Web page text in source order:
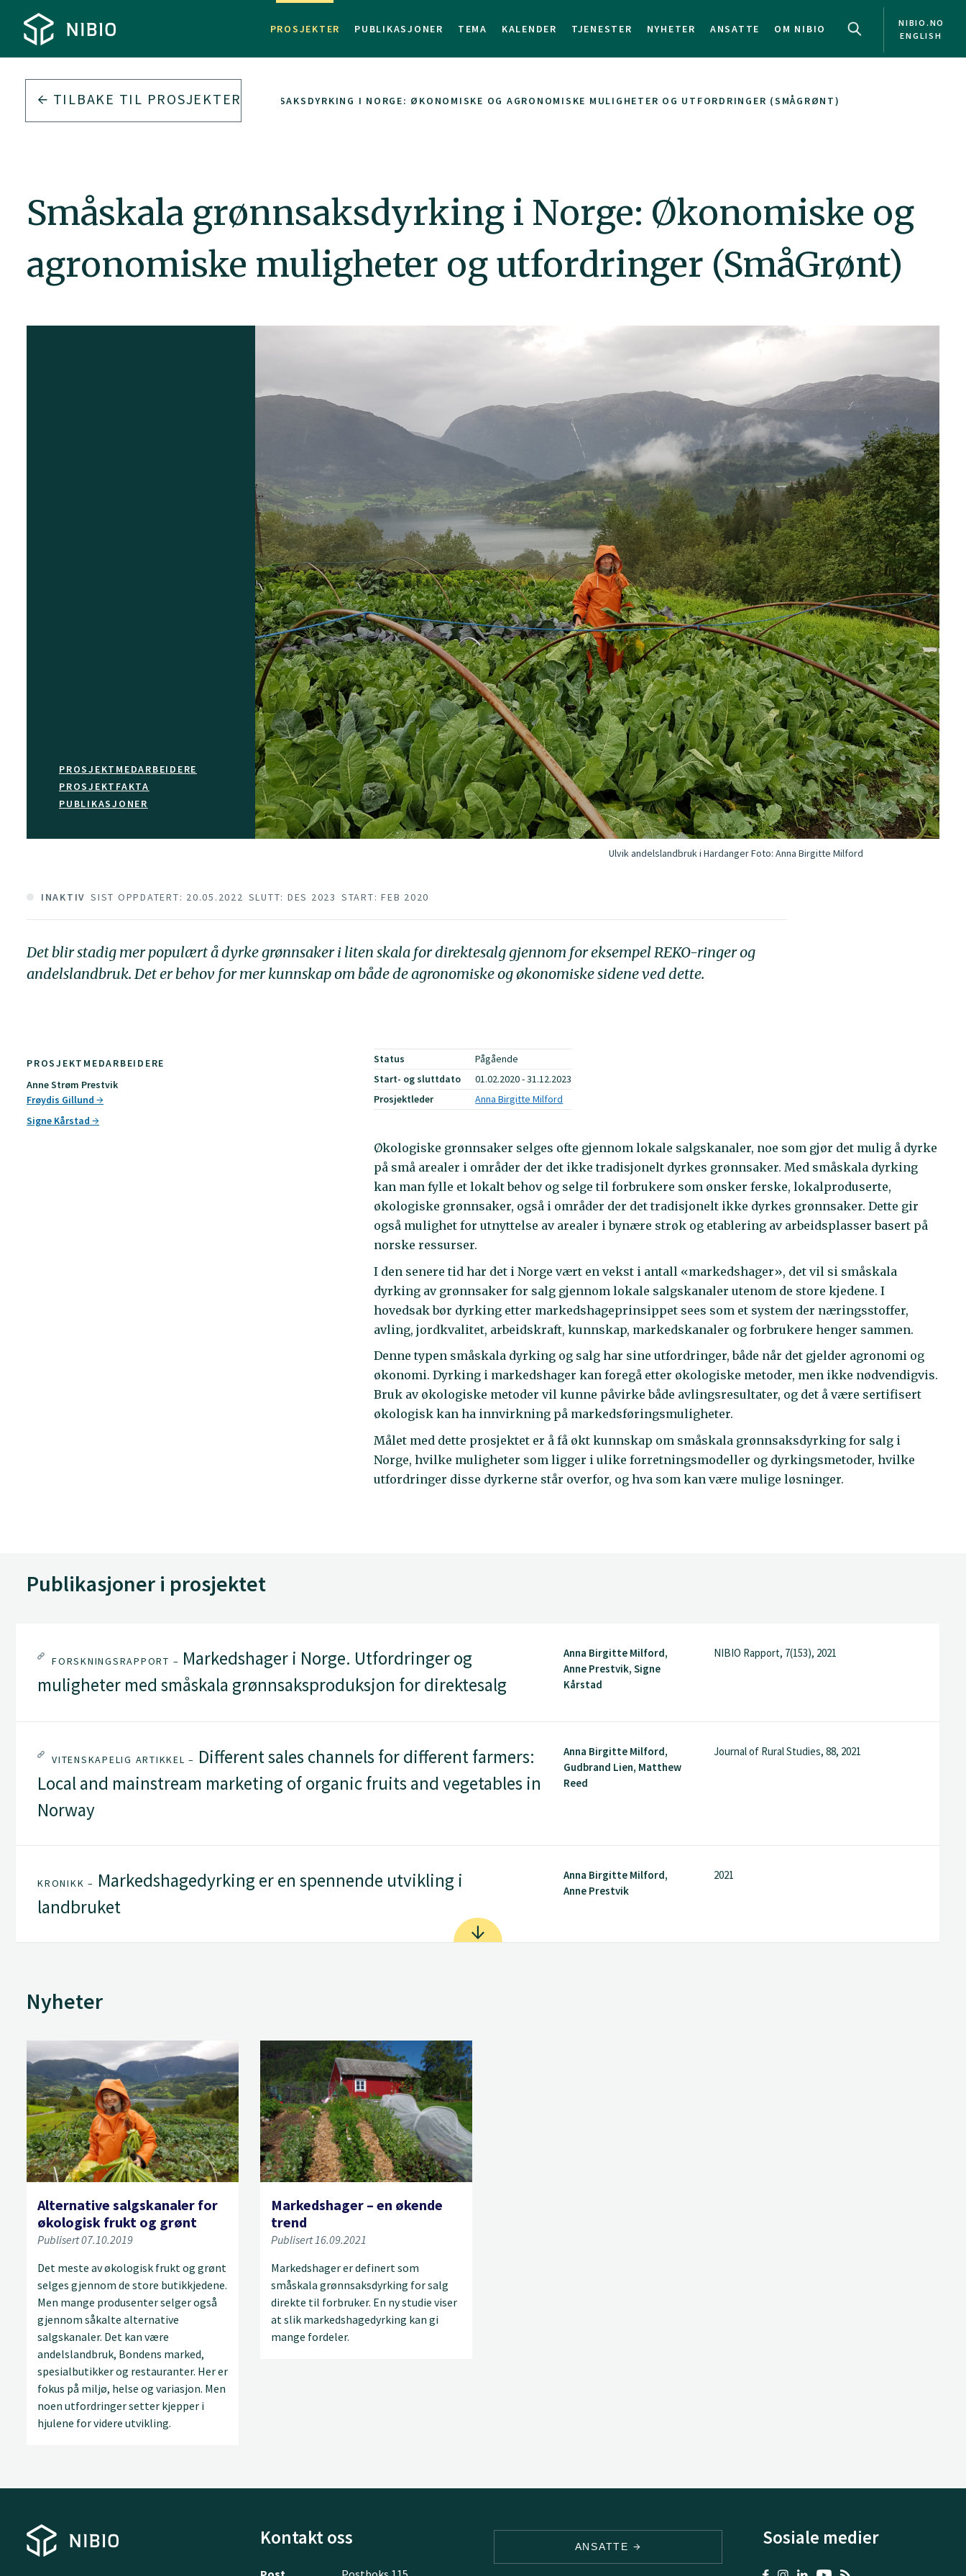
PROSJEKTER PUBLIKASJONER TEMA KALENDER TJENESTER NYHETER ANSATTE OM NIBIO
NIBIO.NO
ENGLISH
TILBAKE TIL PROSJEKTERSMÅSKALA GRØNNSAKSDYRKING I NORGE: ØKONOMISKE OG AGRONOMISKE MULIGHETER OG UTFORDRINGER (SMÅGRØNT)
Småskala grønnsaksdyrking i Norge: Økonomiske og
agronomiske muligheter og utfordringer (SmåGrønt)
PROSJEKTMEDARBEIDERE
PROSJEKTFAKTA
PUBLIKASJONER
Ulvik andelslandbruk i HardangerFoto:Anna Birgitte Milford
INAKTIV SIST OPPDATERT: 20.05.2022 SLUTT: DES 2023 START: FEB 2020
Det blir stadig mer populært å dyrke grønnsaker i liten skala for direktesalg gjennom for eksempel REKO-ringer og
andelslandbruk. Det er behov for mer kunnskap om både de agronomiske og økonomiske sidene ved dette.
PROSJEKTMEDARBEIDERE
Anne Strøm Prestvik
Frøydis Gillund
Signe Kårstad
Status
Pågående
Start- og sluttdato
01.02.2020 - 31.12.2023
Prosjektleder
Anna Birgitte Milford
Økologiske grønnsaker selges ofte gjennom lokale salgskanaler, noe som gjør det mulig å dyrke
på små arealer i områder der det ikke tradisjonelt dyrkes grønnsaker. Med småskala dyrking
kan man fylle et lokalt behov og selge til forbrukere som ønsker ferske, lokalproduserte,
økologiske grønnsaker, også i områder der det tradisjonelt ikke dyrkes grønnsaker. Dette gir
også mulighet for utnyttelse av arealer i bynære strøk og etablering av arbeidsplasser basert på
norske ressurser.
I den senere tid har det i Norge vært en vekst i antall «markedshager», det vil si småskala
dyrking av grønnsaker for salg gjennom lokale salgskanaler utenom de store kjedene. I
hovedsak bør dyrking etter markedshageprinsippet sees som et system der næringsstoffer,
avling, jordkvalitet, arbeidskraft, kunnskap, markedskanaler og forbrukere henger sammen.
Denne typen småskala dyrking og salg har sine utfordringer, både når det gjelder agronomi og
økonomi. Dyrking i markedshager kan foregå etter økologiske metoder, men ikke nødvendigvis.
Bruk av økologiske metoder vil kunne påvirke både avlingsresultater, og det å være sertifisert
økologisk kan ha innvirkning på markedsføringsmuligheter.
Målet med dette prosjektet er å få økt kunnskap om småskala grønnsaksdyrking for salg i
Norge, hvilke muligheter som ligger i ulike forretningsmodeller og dyrkingsmetoder, hvilke
utfordringer disse dyrkerne står overfor, og hva som kan være mulige løsninger.
Publikasjoner i prosjektet
FORSKNINGSRAPPORT – Markedshager i Norge. Utfordringer og
muligheter med småskala grønnsaksproduksjon for direktesalg
Anna Birgitte Milford,
Anne Prestvik, Signe
Kårstad
NIBIO Rapport, 7(153), 2021
VITENSKAPELIG ARTIKKEL – Different sales channels for different farmers:
Local and mainstream marketing of organic fruits and vegetables in
Norway
Anna Birgitte Milford,
Gudbrand Lien, Matthew
Reed
Journal of Rural Studies, 88, 2021
KRONIKK – Markedshagedyrking er en spennende utvikling i
landbruket
Anna Birgitte Milford,
Anne Prestvik
2021
Nyheter
Alternative salgskanaler for
økologisk frukt og grønt
Publisert 07.10.2019
Det meste av økologisk frukt og grønt
selges gjennom de store butikkjedene.
Men mange produsenter selger også
gjennom såkalte alternative
salgskanaler. Det kan være
andelslandbruk, Bondens marked,
spesialbutikker og restauranter. Her er
fokus på miljø, helse og variasjon. Men
noen utfordringer setter kjepper i
hjulene for videre utvikling.
Markedshager – en økende
trend
Publisert 16.09.2021
Markedshager er definert som
småskala grønnsaksdyrking for salg
direkte til forbruker. En ny studie viser
at slik markedshagedyrking kan gi
mange fordeler.
Kontakt oss ANSATTE Sosiale medier